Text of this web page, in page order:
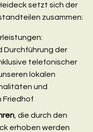
setzt sich der
zusammen:
Durchführung der
telefonischer
lokalen
und
Friedhof
, die durch den
erhoben werden